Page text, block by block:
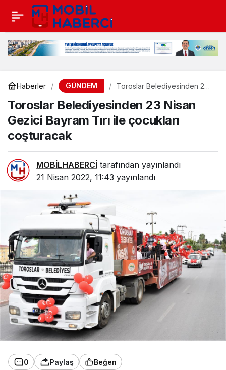
Haberler GÜNDEM
Toroslar Belediyesinden 23
çocukları coşturacak
Toroslar Belediyesinden 23 Nisan
Gezici Bayram Tırı ile çocukları
coşturacak
MOBİLHABERCİ tarafından yayınlandı
21 Nisan 2022, 11:43 yayınlandı
0 Paylaş Beğen